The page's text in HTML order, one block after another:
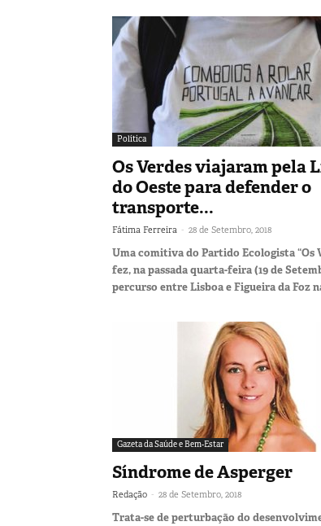
Política
Os Verdes viajaram pela
do Oeste para defender o
transporte...
Fátima Ferreira - 28 de Setembro, 2018
Uma comitiva do Partido Ecologista “Os
fez, na passada quarta-feira (19 de
percurso entre Lisboa e Figueira da Foz
Gazeta da Saúde e Bem-Estar
Síndrome de Asperger
Redação - 28 de Setembro, 2018
Trata-se de perturbação do